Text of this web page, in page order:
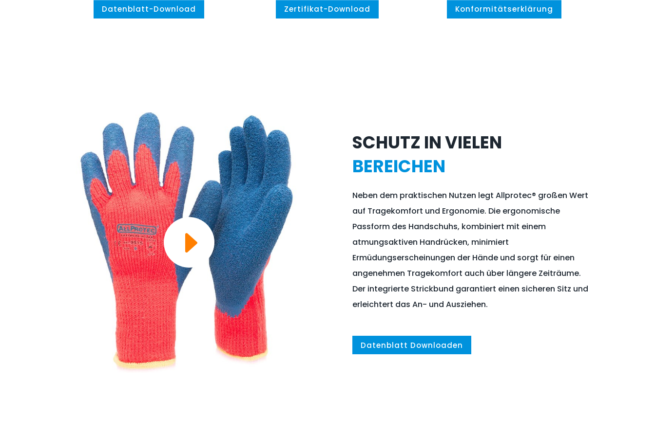
Datenblatt-Download Zertifikat-Download Konformitätserklärung
SCHUTZ IN VIELEN
BEREICHEN
Neben dem praktischen Nutzen legt Allprotec® großen Wert
auf Tragekomfort und Ergonomie. Die ergonomische
Passform des Handschuhs, kombiniert mit einem
atmungsaktiven Handrücken, minimiert
Ermüdungserscheinungen der Hände und sorgt für einen
angenehmen Tragekomfort auch über längere Zeiträume.
Der integrierte Strickbund garantiert einen sicheren Sitz und
erleichtert das An- und Ausziehen.
Datenblatt Downloaden